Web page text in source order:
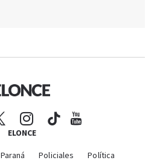
ELONCE
Paraná Policiales
Política